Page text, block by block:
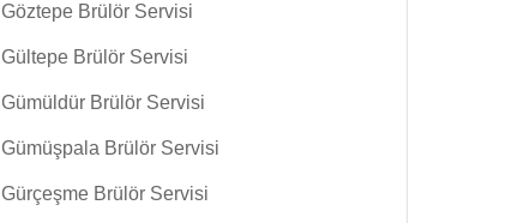
Göztepe Brülör Servisi
Gültepe Brülör Servisi
Gümüldür Brülör Servisi
Gümüşpala Brülör Servisi
Gürçeşme Brülör Servisi